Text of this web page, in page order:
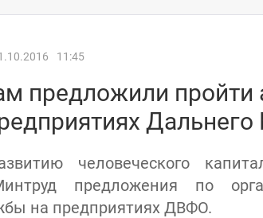
11:45
предложили пройти
Дальнего
человеческого
предложения по
на предприятиях ДВФО.